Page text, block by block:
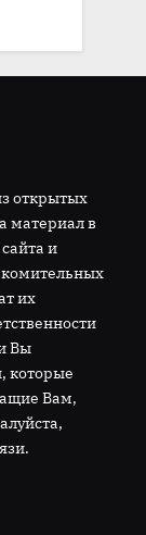
открытых
материал в
и
их
Вы
которые
Вам,